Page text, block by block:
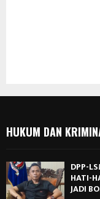
HUKUM DAN
DPP-
HATI-
JADI